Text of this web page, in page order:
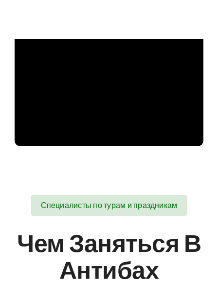
Специалисты по турам и праздникам
Чем Заняться В
Антибах